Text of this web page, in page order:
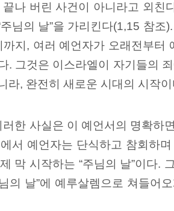
나 버린 사건이 아니라고 외친
의 날”을 가리킨다(1,15 참조
지, 여러 예언자가 오래전부터
. 그것은 이스라엘이 자기들의
라, 완전히 새로운 시대의 시작이
한 사실은 이 예언서의 명확하
서 예언자는 단식하고 참회하
막 시작하는 “주님의 날”이다.
의 날”에 예루살렘으로 쳐들어